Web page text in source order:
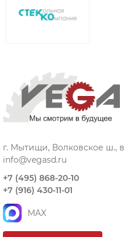
г. Мытищи, Волковское ш.,
info@vegasd.ru
+7 (495) 868-20-10
+7 (916) 430-11-01
MAX